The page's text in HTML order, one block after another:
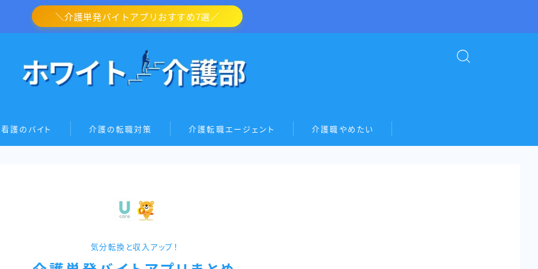
＼介護単発バイトアプリおすすめ7選／
看護のバイト 介護の転職対策 介護転職エージェント 介護職やめたい
気分転換と収入アップ！